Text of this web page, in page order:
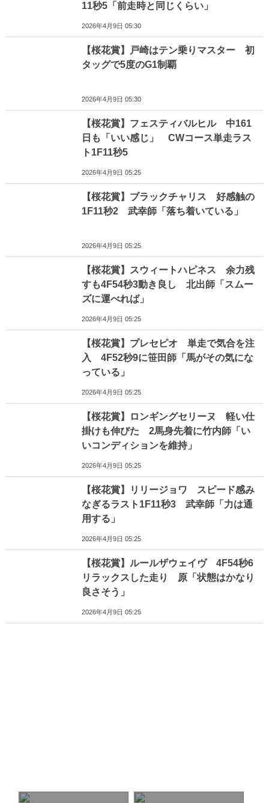
11秒5「前走時と同じくらい」
2026年4月9日 05:30
【桜花賞】戸崎はテン乗りマスター 初
タッグで5度のG1制覇
2026年4月9日 05:30
【桜花賞】フェスティバルヒル 中161
日も「いい感じ」 CWコース単走ラス
ト1F11秒5
2026年4月9日 05:25
【桜花賞】ブラックチャリス 好感触の
1F11秒2 武幸師「落ち着いている」
2026年4月9日 05:25
【桜花賞】スウィートハピネス 余力残
すも4F54秒3動き良し 北出師「スムー
ズに運べれば」
2026年4月9日 05:25
【桜花賞】プレセピオ 単走で気合を注
入 4F52秒9に笹田師「馬がその気にな
っている」
2026年4月9日 05:25
【桜花賞】ロンギングセリーヌ 軽い仕
掛けも伸びた 2馬身先着に竹内師「い
いコンディションを維持」
2026年4月9日 05:25
【桜花賞】リリージョワ スピード感み
なぎるラスト1F11秒3 武幸師「力は通
用する」
2026年4月9日 05:25
【桜花賞】ルールザウェイヴ 4F54秒6
リラックスした走り 原「状態はかなり
良さそう」
2026年4月9日 05:25